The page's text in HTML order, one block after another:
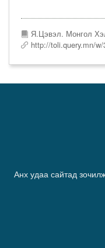
Я.Цэвэл. Монгол
http://toli.query.mn/w/
Анх удаа сайтад